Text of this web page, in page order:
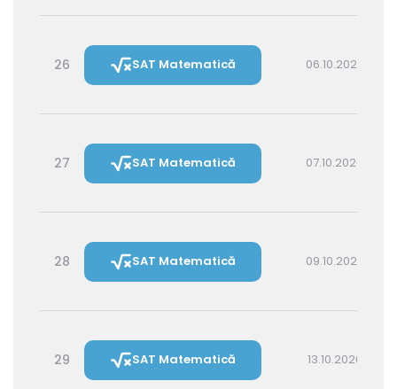
26 SAT Matematică 06.10.2026 16:00
27 SAT Matematică 07.10.2026 14:30
28 SAT Matematică 09.10.2026 16:00
29 SAT Matematică 13.10.2026 16:00